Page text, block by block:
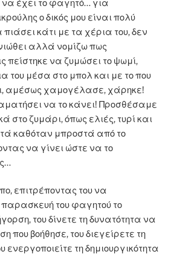
έχει το φαγητό… για
ο δικός μου είναι πολύ
πιάσει κάτι με τα χέρια του, δεν
αλλά νομίζω πως
πείστηκε να ζυμώσει το ψωμί,
του μέσα στο μπολ και με το που
αμέσως χαμογέλασε, χάρηκε!
να το κάνει! Προσθέσαμε
στο ζυμάρι, όπως ελιές, τυρί και
καθόταν μπροστά από το
να γίνει ώστε να το
επιτρέποντας του να
παρασκευή του φαγητού το
του δίνετε τη δυνατότητα να
που βοήθησε, του διεγείρετε τη
τη δημιουργικότητα